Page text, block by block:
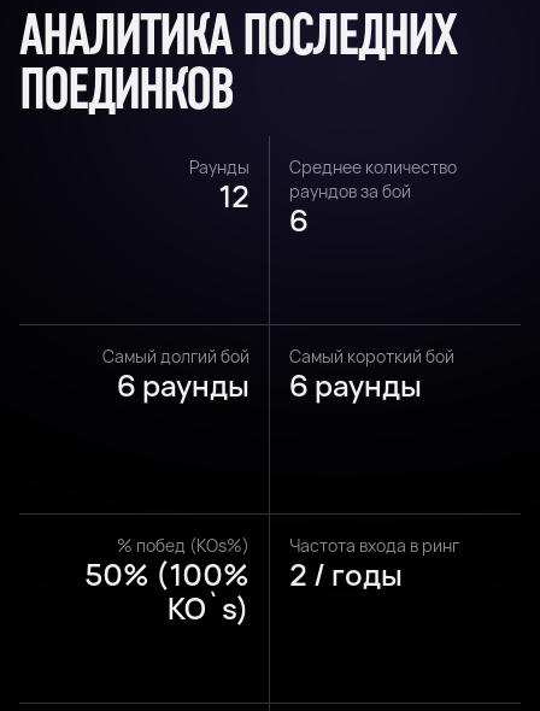
АНАЛИТИКА ПОСЛЕДНИХ
ПОЕДИНКОВ
Раунды
12
Среднее количество
раундов за бой
6
Самый долгий бой
6 раунды
Самый короткий бой
6 раунды
% побед (KOs%)
50% (100%
KO`s)
Частота входа в ринг
2 / годы